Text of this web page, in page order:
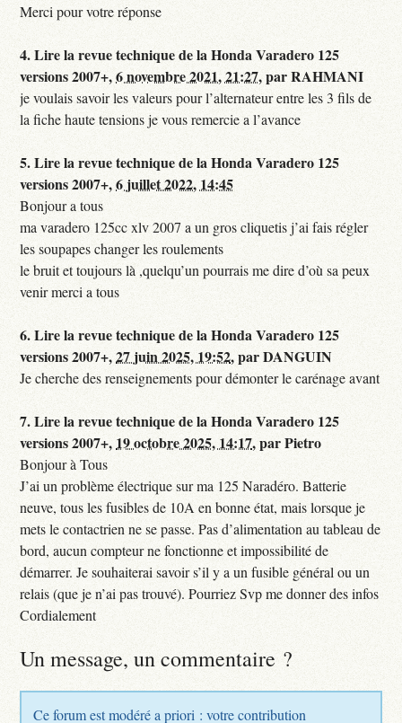
Merci pour votre réponse
4.Lire la revue technique de la Honda Varadero 125
versions 2007+,6 novembre 2021, 21:27,parRAHMANI
je voulais savoir les valeurs pour l’alternateur entre les 3 fils de
la fiche haute tensions je vous remercie a l’avance
5.Lire la revue technique de la Honda Varadero 125
versions 2007+,6 juillet 2022, 14:45
Bonjour a tous
ma varadero 125cc xlv 2007 a un gros cliquetis j’ai fais régler
les soupapes changer les roulements
le bruit et toujours là ,quelqu’un pourrais me dire d’où sa peux
venir merci a tous
6.Lire la revue technique de la Honda Varadero 125
versions 2007+,27 juin 2025, 19:52,parDANGUIN
Je cherche des renseignements pour démonter le carénage avant
7.Lire la revue technique de la Honda Varadero 125
versions 2007+, 19 octobre 2025, 14:17,parPietro
Bonjour à Tous
J’ai un problème électrique sur ma 125 Naradéro. Batterie
neuve, tous les fusibles de 10A en bonne état, mais lorsque je
mets le contactrien ne se passe. Pas d’alimentation au tableau de
bord, aucun compteur ne fonctionne et impossibilité de
démarrer. Je souhaiterai savoir s’il y a un fusible général ou un
relais (que je n’ai pas trouvé). Pourriez Svp me donner des infos
Cordialement
Un message, un commentaire ?
Ce forum est modéré a priori : votre contribution